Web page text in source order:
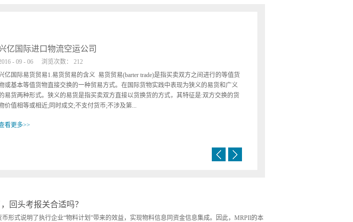
trade)是指买卖双方之间进行的等值货
际货物实践中表现为狭义的易货和广义
货换货的方式，其特征是:双方交换的货
...
的局限性，在现代国际贸易中很少采
，可以避免汇价波动带来的负面影
，扩大成交量。，兴亿国际 (5)进行易货
回头考报关合适吗？
形式说明了执行企业“物料计划”带来的效益，实现物料信息同资金信息集成。因此，MRPIl的本